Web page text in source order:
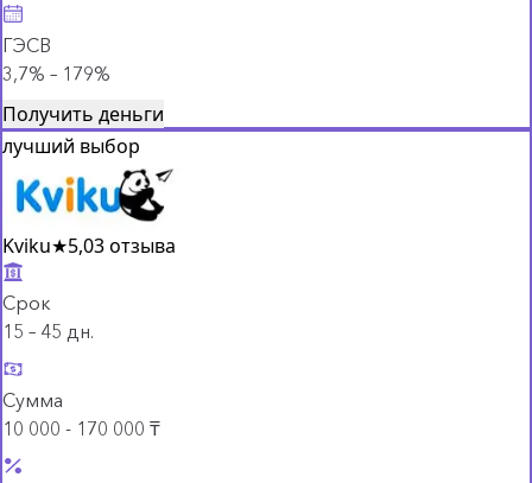
ГЭСВ
3,7% – 179%
Получить деньги
лучший выбор
Kviku★5,03 отзыва
Срок
15 – 45 дн.
Сумма
10 000 - 170 000 ₸